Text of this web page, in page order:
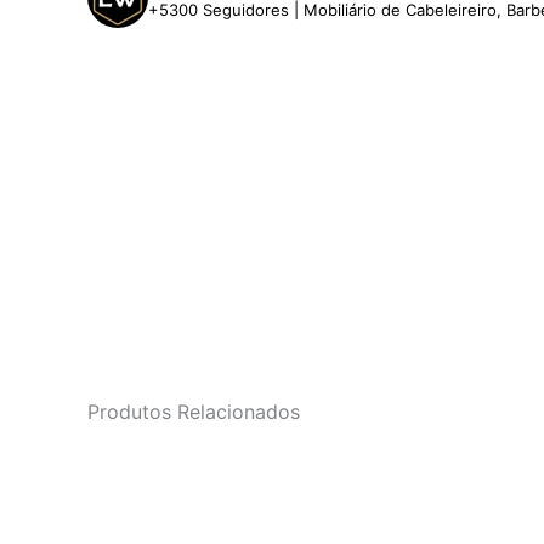
+5300 Seguidores | Mobiliário de Cabeleireiro,
Produtos Relacionados